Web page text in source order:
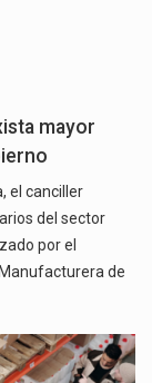
mayor
el canciller
del sector
por el
de